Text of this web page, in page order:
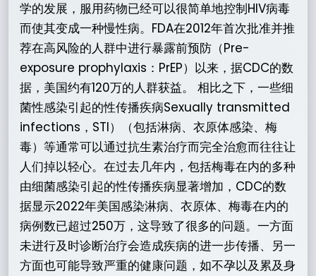
学的发展，服用药物已经可以很简单地控制HIV病毒
而使其变成一种慢性病。FDA在2012年首次批准并推
荐在高风险的人群中进行暴露前预防（Pre-
exposure prophylaxis：PrEP）以来，据CDC的数
据，美国约有120万的人群获益。 相比之下，一些细
菌性感染引起的性传播疾病Sexually transmitted
infections，STI）（包括淋病、衣原体感染、梅
毒）等通常可以通过抗生素治疗而完全治愈而往往让
人们掉以轻心。在过去几年内，包括梅毒在内的多种
由细菌感染引起的性传播疾病显著增加，CDC的数
据显示2022年美国感染淋病、衣原体、梅毒在内的
病例数已超过250万，这导致了很多的问题。一方面
未进行及时诊断治疗会造成疾病的进一步传播、另一
方面也可能导致严重的健康问题，如不孕以及累及身